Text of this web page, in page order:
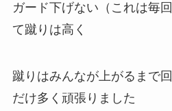
ガード下げない（これは毎
て蹴りは高く
蹴りはみんなが上がるまで
だけ多く頑張りました